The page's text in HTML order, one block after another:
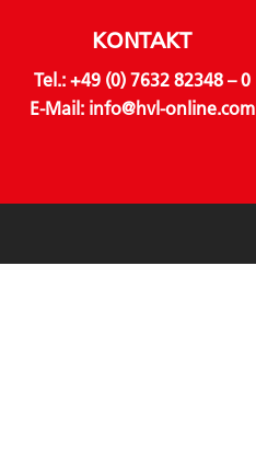
KONTAKT
Tel.: +49 (0) 7632 82348 – 0
E-Mail: info@hvl-online.com